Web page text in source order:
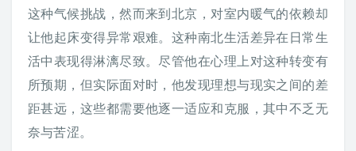
这种气候挑战，然而来到北京，对室内暖气的依赖却
让他起床变得异常艰难。这种南北生活差异在日常生
活中表现得淋漓尽致。尽管他在心理上对这种转变有
所预期，但实际面对时，他发现理想与现实之间的差
距甚远，这些都需要他逐一适应和克服，其中不乏无
奈与苦涩。